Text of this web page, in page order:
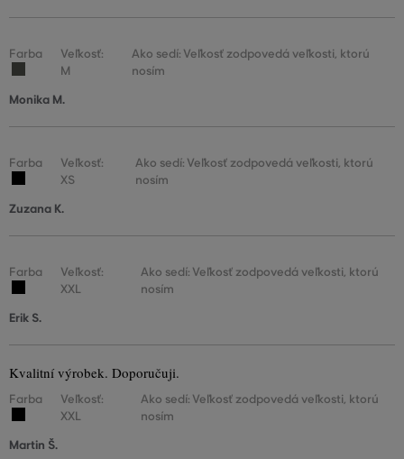
Farba
Veľkosť:
M
Ako sedí: Veľkosť zodpovedá veľkosti, ktorú
nosím
Monika M.
Farba
Veľkosť:
XS
Ako sedí: Veľkosť zodpovedá veľkosti, ktorú
nosím
Zuzana K.
Farba
Veľkosť:
XXL
Ako sedí: Veľkosť zodpovedá veľkosti, ktorú
nosím
Erik S.
Kvalitní výrobek. Doporučuji.
Farba
Veľkosť:
XXL
Ako sedí: Veľkosť zodpovedá veľkosti, ktorú
nosím
Martin Š.